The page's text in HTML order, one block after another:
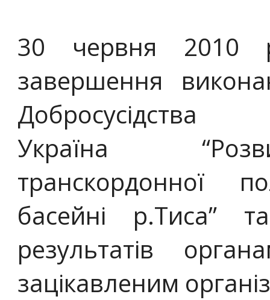
30 червня 2010
завершення
Добросусідства
Україна
транскордонної
басейні р.Тиса”
результатів
зацікавленим